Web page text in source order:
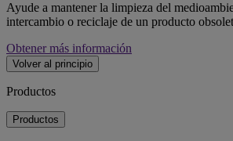
Ayude a mantener la limpieza del
intercambio o reciclaje de un producto
Obtener más información
Volver al principio
Productos
Productos